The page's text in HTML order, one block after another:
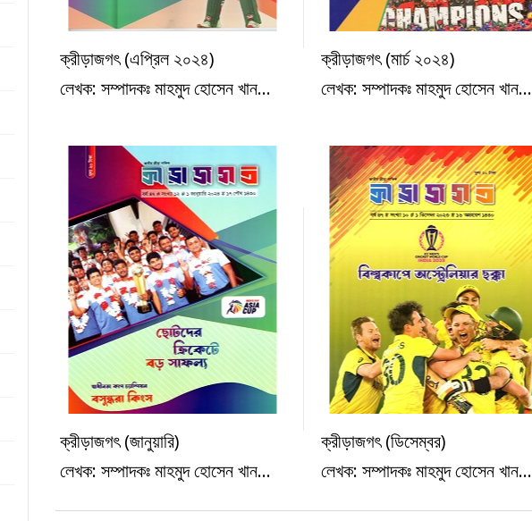
ক্রীড়াজগৎ (এপ্রিল ২০২৪)
লেখক: সম্পাদকঃ মাহমুদ হোসেন খান...
ক্রীড়া
ক্রীড়াজগৎ (মার্চ ২০২৪)
লেখক: সম্পাদকঃ মাহমুদ হোসেন খান...
ক্রীড়া
ক্রীড়াজগৎ (জানুয়ারি)
লেখক: সম্পাদকঃ মাহমুদ হোসেন খান...
ক্রীড়া
ক্রীড়াজগৎ (ডিসেম্বর)
লেখক: সম্পাদকঃ মাহমুদ হোসেন খান...
ক্রীড়া